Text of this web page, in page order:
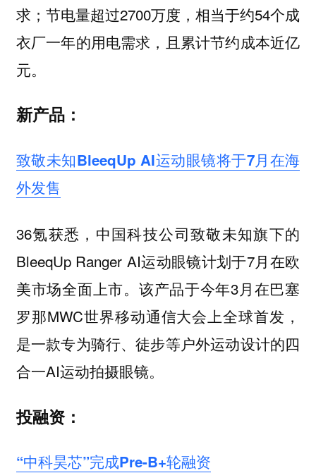
求；节电量超过2700万度，相当于约54个成
衣厂一年的用电需求，且累计节约成本近亿
元。
新产品：
致敬未知BleeqUp AI运动眼镜将于7月在海
外发售
36氪获悉，中国科技公司致敬未知旗下的
BleeqUp Ranger AI运动眼镜计划于7月在欧
美市场全面上市。该产品于今年3月在巴塞
罗那MWC世界移动通信大会上全球首发，
是一款专为骑行、徒步等户外运动设计的四
合一AI运动拍摄眼镜。
投融资：
“中科昊芯”完成Pre-B+轮融资